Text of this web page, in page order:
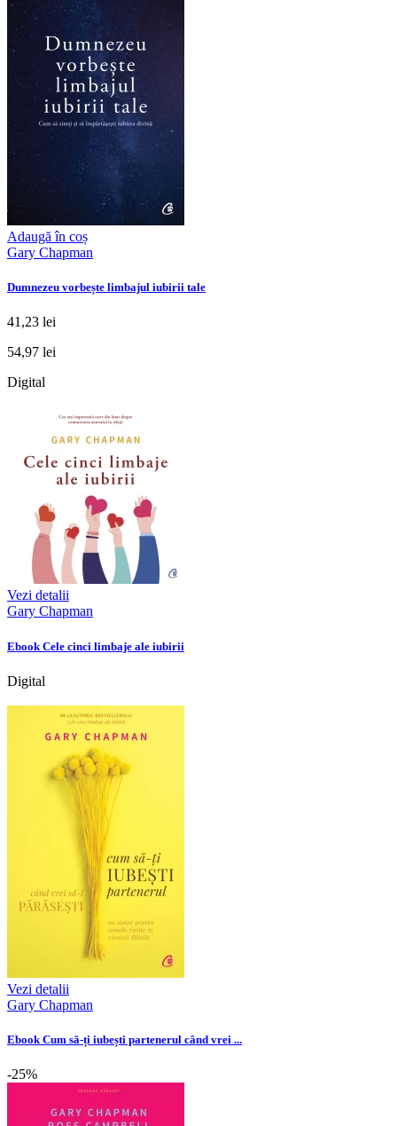
Adaugă în coș
Gary Chapman
Dumnezeu vorbește limbajul iubirii tale
41,23 lei
54,97 lei
Digital
Vezi detalii
Gary Chapman
Ebook Cele cinci limbaje ale iubirii
Digital
Vezi detalii
Gary Chapman
Ebook Cum să-ți iubești partenerul când vrei ...
-25%